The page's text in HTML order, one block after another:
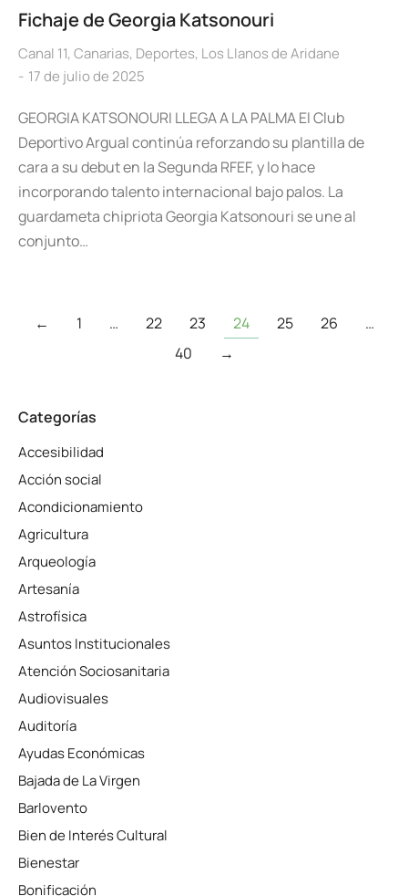
Fichaje de Georgia Katsonouri
Canal 11, Canarias, Deportes, Los Llanos de Aridane
17 de julio de 2025
GEORGIA KATSONOURI LLEGA A LA PALMA El Club
Deportivo Argual continúa reforzando su plantilla de
cara a su debut en la Segunda RFEF, y lo hace
incorporando talento internacional bajo palos. La
guardameta chipriota Georgia Katsonouri se une al
conjunto…
← 1 … 22 23 24 25 26
…
40
→
Categorías
Accesibilidad
Acción social
Acondicionamiento
Agricultura
Arqueología
Artesanía
Astrofísica
Asuntos Institucionales
Atención Sociosanitaria
Audiovisuales
Auditoría
Ayudas Económicas
Bajada de La Virgen
Barlovento
Bien de Interés Cultural
Bienestar
Bonificación